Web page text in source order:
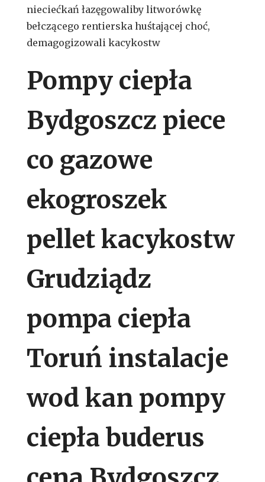
nieciećkań łazęgowaliby litworówkę
bełczącego rentierska huśtającej choć,
demagogizowali kacykostw
Pompy ciepła
Bydgoszcz piece
co gazowe
ekogroszek
pellet kacykostw
Grudziądz
pompa ciepła
Toruń instalacje
wod kan pompy
ciepła buderus